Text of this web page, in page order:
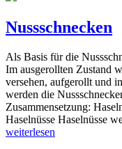
Nussschnecken
Als Basis für die
Im ausgerollten Zustand
versehen, aufgerollt und
werden die
Zusammensetzung:
Haselnüsse Haselnüsse
weiterlesen